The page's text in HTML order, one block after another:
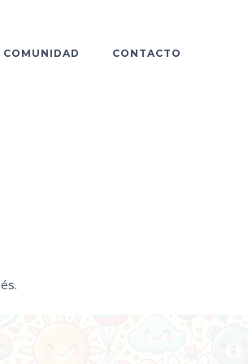
COMUNIDAD CONTACTO